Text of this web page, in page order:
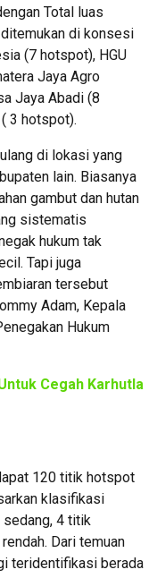
Total luas
di konsesi
(7 hotspot), HGU
Jaya Agro
Jaya Abadi (8
3 hotspot).
di lokasi yang
lain. Biasanya
gambut dan hutan
sistematis
hukum tak
Tapi juga
tersebut
Adam, Kepala
Hukum
Cegah Karhutla
120 titik hotspot
klasifikasi
4 titik
Dari temuan
teridentifikasi berada